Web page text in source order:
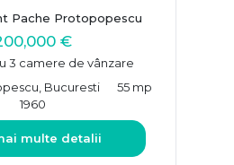
Pache Protopopescu
€
3 camere de vânzare
Bucuresti
55 mp
1960
multe detalii